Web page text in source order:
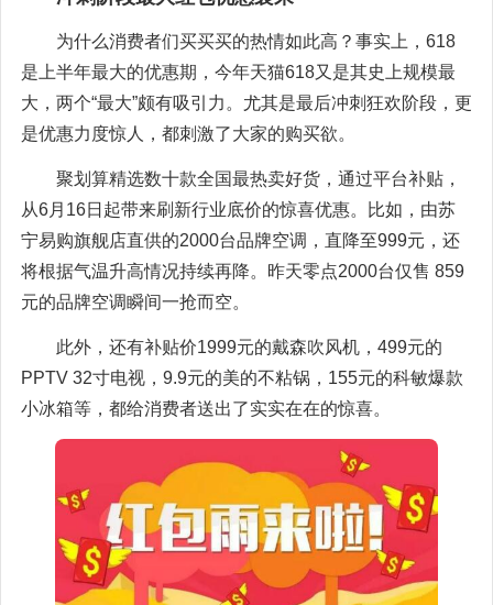
为什么消费者们买买买的热情如此高？事实上，618
是上半年最大的优惠期，今年天猫618又是其史上规模最
大，两个“最大”颇有吸引力。尤其是最后冲刺狂欢阶段，更
是优惠力度惊人，都刺激了大家的购买欲。
聚划算精选数十款全国最热卖好货，通过平台补贴，
从6月16日起带来刷新行业底价的惊喜优惠。比如，由苏
宁易购旗舰店直供的2000台品牌空调，直降至999元，还
将根据气温升高情况持续再降。昨天零点2000台仅售 859
元的品牌空调瞬间一抢而空。
此外，还有补贴价1999元的戴森吹风机，499元的
PPTV 32寸电视，9.9元的美的不粘锅，155元的科敏爆款
小冰箱等，都给消费者送出了实实在在的惊喜。